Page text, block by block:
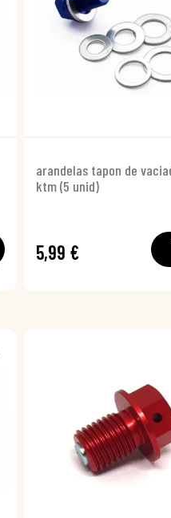
arandelas tapon de
ktm (5 unid)
5,99 €